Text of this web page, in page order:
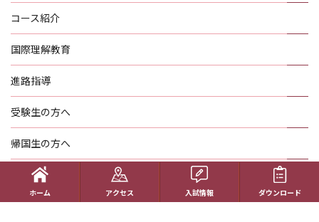
コース紹介
国際理解教育
進路指導
受験生の方へ
帰国生の方へ
学校概要
在校生の方へ
ホーム アクセス 入試情報 ダウンロード